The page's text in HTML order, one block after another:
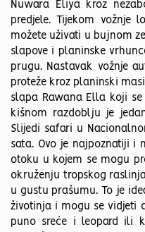
Nuwara Eliya kroz
predjele. Tijekom vožnje
možete uživati u bujnom
slapove i planinske
prugu. Nastavak vožnje
proteže kroz planinski
slapa Rawana Ella koji
kišnom razdoblju je
Slijedi safari u
sata. Ovo je najpoznatiji i
otoku u kojem se mogu
okruženju tropskog
u gustu prašumu. To je
životinja i mogu se vidjeti
puno sreće i leopard ili